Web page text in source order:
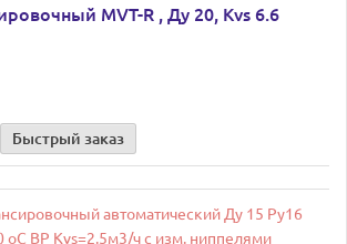
MVT-R , Ду 20, Kvs 6.6
Быстрый заказ